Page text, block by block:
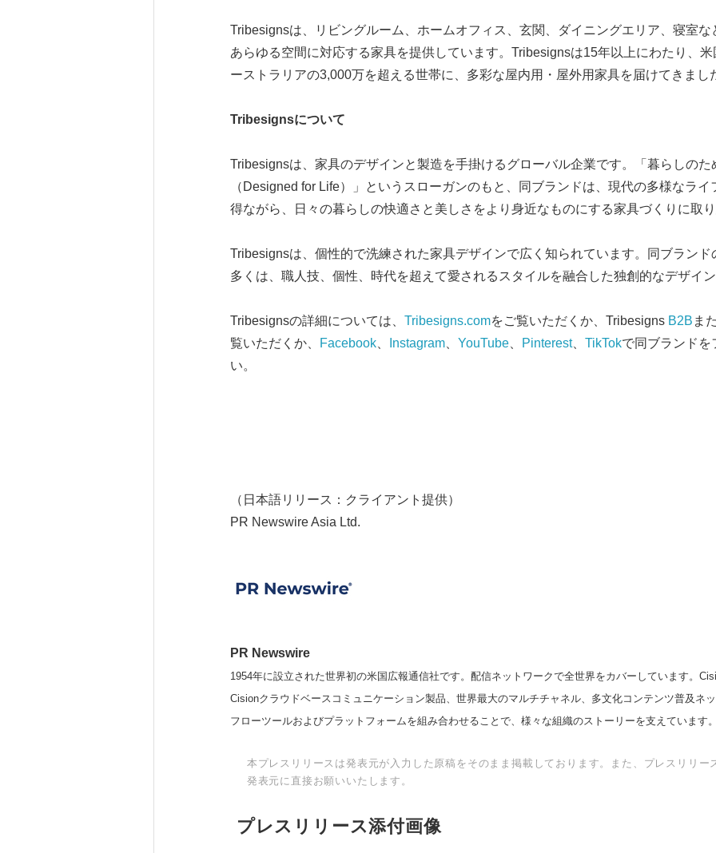
Tribesignsは、リビングルーム、ホームオフィス、玄関、ダイニングエリア、寝室
あらゆる空間に対応する家具を提供しています。Tribesignsは15年以上にわたり、
ーストラリアの3,000万を超える世帯に、多彩な屋内用・屋外用家具を届けてきまし
Tribesignsについて
Tribesignsは、家具のデザインと製造を手掛けるグローバル企業です。「暮らしのた
（Designed for Life）」というスローガンのもと、同ブランドは、現代の多様なラ
得ながら、日々の暮らしの快適さと美しさをより身近なものにする家具づくりに取り
Tribesignsは、個性的で洗練された家具デザインで広く知られています。同ブラン
多くは、職人技、個性、時代を超えて愛されるスタイルを融合した独創的なデザイン
Tribesignsの詳細については、 Tribesigns.comをご覧いただくか、Tribesigns B2B ま
覧いただくか、
Facebook、 Instagram、 YouTube、 Pinterest、 TikTokで同ブランドを
い。
（日本語リリース：クライアント提供）
PR Newswire Asia Ltd.
PR Newswire
1954年に設立された世界初の米国広報通信社です。配信ネットワークで全世界をカバーしています。
Cisionクラウドベースコミュニケーション製品、世界最大のマルチチャネル、多文化コンテンツ普及ネ
フローツールおよびプラットフォームを組み合わせることで、様々な組織のストーリーを支えています。
本プレスリリースは発表元が入力した原稿をそのまま掲載しております。また、プレスリリー
発表元に直接お願いいたします。
プレスリリース添付画像